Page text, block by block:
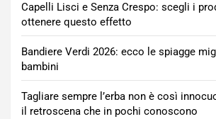
Capelli Lisci e Senza Crespo: scegli i
ottenere questo effetto
Bandiere Verdi 2026: ecco le spiagge
bambini
Tagliare sempre l’erba non è così
il retroscena che in pochi conoscono